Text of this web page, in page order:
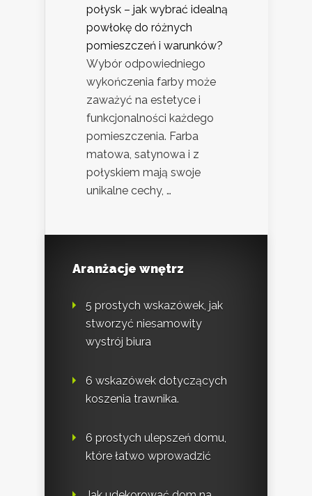
połysk – jak wybrać idealną
powłokę do różnych
pomieszczeń i warunków?
Wybór odpowiedniego
wykończenia farby może
zaważyć na estetyce i
funkcjonalności każdego
pomieszczenia. Farba
matowa, satynowa i z
połyskiem mają swoje
unikalne cechy, …
Aranżacje wnętrz
5 prostych wskazówek, jak
stworzyć niesamowity
wystrój biura
6 wskazówek dotyczących
koszenia trawnika.
6 prostych ulepszeń domu,
które łatwo wprowadzić